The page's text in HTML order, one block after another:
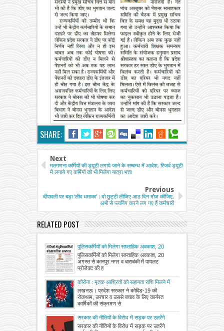
SHARE:
Next
मतगणना कर्मियों की ड्यूटी लगाये जाने के सम्बन्ध में आदेश, रिजर्व ड्यूटी
में लगाये गए कर्मियों को भी मिलेगा यात्रा भत्ता
Previous
दीपावली पर बड़ा ‘लीव धमाका’ : दो छुट्टी लीजिए आठ दिन मौज कीजिए,
अभी से प्लानिंग करने लग गए हैं कर्मचारी
RELATED POST
पुलिसकर्मियों को मिलेगा साप्ताहिक अवकाश, 20
अगस्त से कानपुर नगर व बाराबंकी में पायलट
प्रोजेक्ट की होगी शुरुआत
पुलिसकर्मियों को मिलेगा साप्ताहिक अवकाश, 20
अगस्त से कानपुर नगर व बाराबंकी में पायलट
प्रोजेक्ट की ह
कोरोना : मृतक आश्रितों को सहायता राशि मिलने में
देरी की आ रहीं शिकायतें, मांग : संक्रमण से मृत्यु पर
सरकारी कर्मियों के परिवार को जल्द दें 50 लाख की
मदद
लखनऊ। प्रदेश सरकार ने कोविड-19 की
रोकथाम, उपचार व उससे बचाव के लिए कार्यरत
कार्मिकों की संक्रमण से
सरकार की नीतियों के विरोध में सड़क पर उतरेंगे
कर्मचारी-शिक्षक
सरकार की नीतियों के विरोध में सड़क पर उतरेंगे